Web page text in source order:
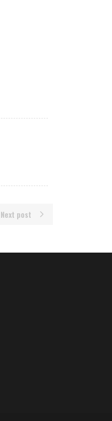
Next post